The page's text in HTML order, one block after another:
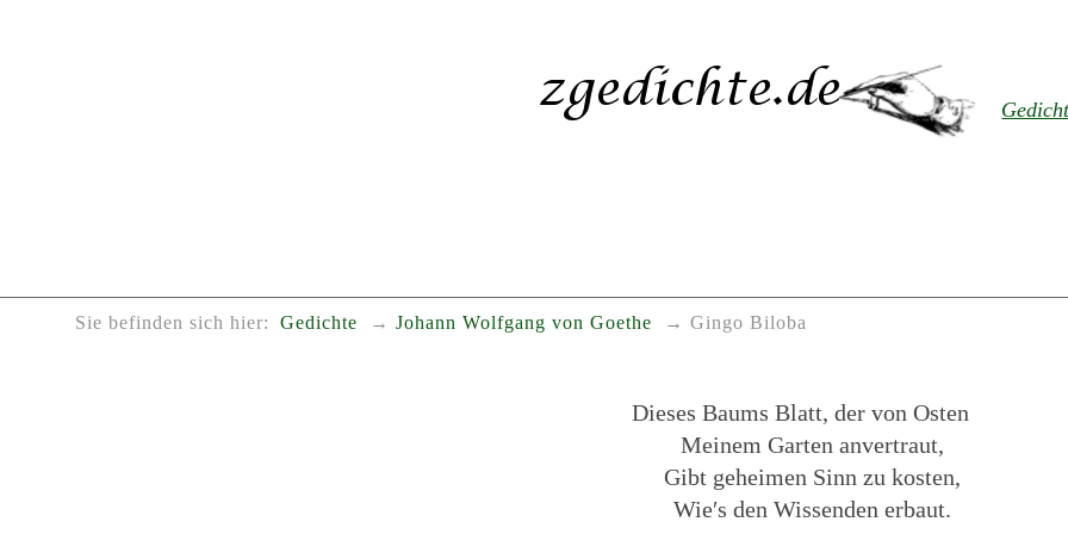
Sie befinden sich hier: Gedichte Johann Wolfgang von Goethe Gingo Biloba
Dieses Baums Blatt, der von Osten
Meinem Garten anvertraut,
Gibt geheimen Sinn zu kosten,
Wie′s den Wissenden erbaut.